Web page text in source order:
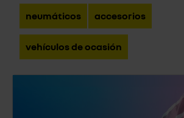
neumáticos accesorios
vehículos de ocasión